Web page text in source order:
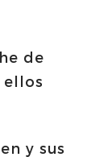
de
ellos
y sus